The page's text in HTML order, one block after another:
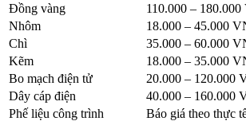
Đồng vàng
110.000 –
Nhôm
18.000 – 45.000
Chì
35.000 – 60.000
Kẽm
18.000 – 35.000
Bo mạch điện tử
20.000 – 120.000
Dây cáp điện
40.000 – 160.000
Phế liệu công trình
Báo giá theo thực